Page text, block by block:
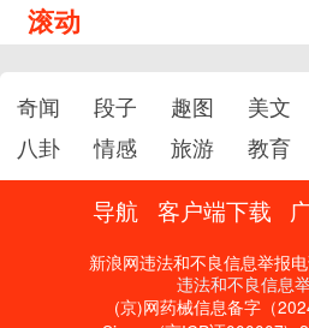
滚动
奇闻 段子 趣图 美文
八卦
情感 旅游 教育
导航 客户端下载
新浪网违法和不良信息举报
违法和不良信息
(京)网药械信息备字（